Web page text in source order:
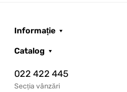
Informație
Catalog
022 422 445
Secția vânzări